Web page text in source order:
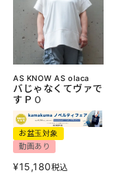
AS KNOW AS olaca
バじゃなくてヴァで
すＰＯ
お盆玉対象
動画あり
¥15,180税込